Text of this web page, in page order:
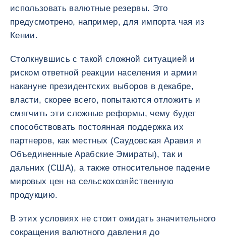
использовать валютные резервы. Это
предусмотрено, например, для импорта чая из
Кении.
Столкнувшись с такой сложной ситуацией и
риском ответной реакции населения и армии
накануне президентских выборов в декабре,
власти, скорее всего, попытаются отложить и
смягчить эти сложные реформы, чему будет
способствовать постоянная поддержка их
партнеров, как местных (Саудовская Аравия и
Объединенные Арабские Эмираты), так и
дальних (США), а также относительное падение
мировых цен на сельскохозяйственную
продукцию.
В этих условиях не стоит ожидать значительного
сокращения валютного давления до